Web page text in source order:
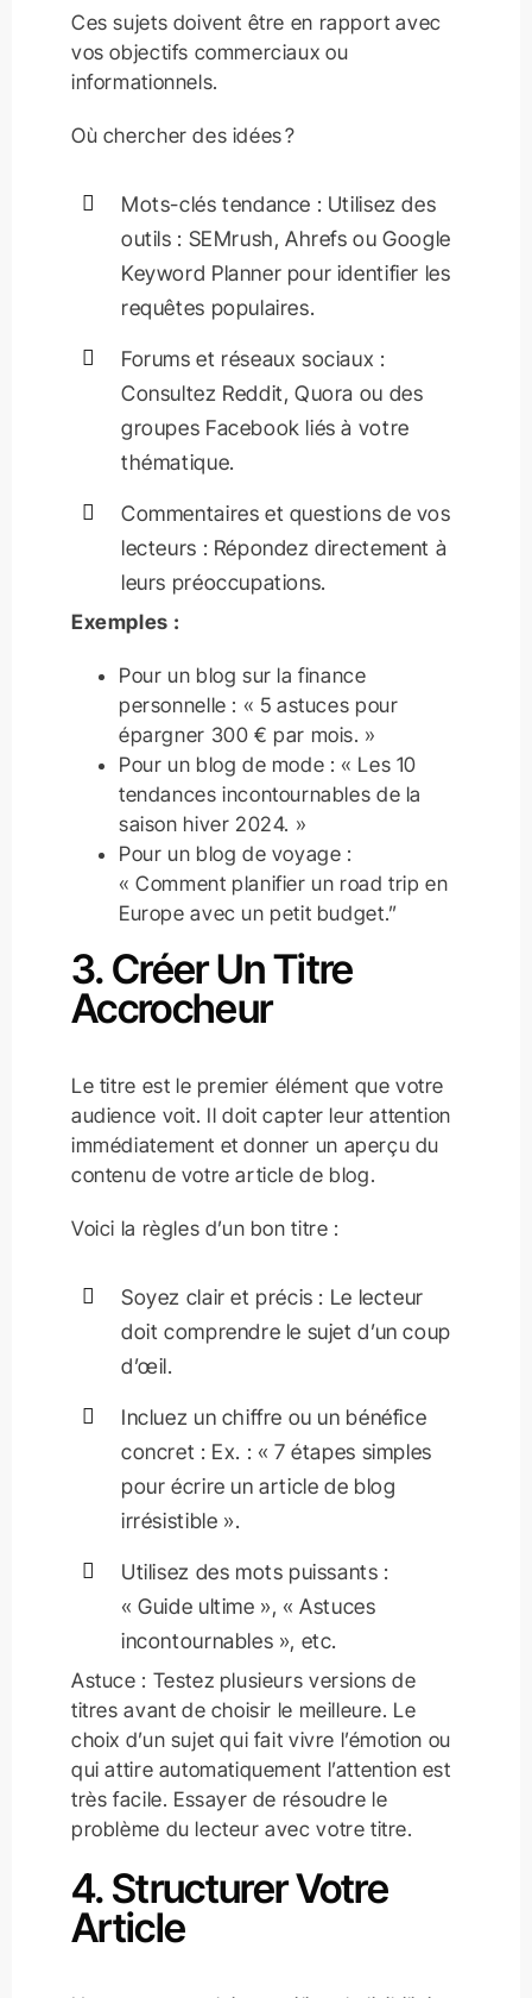
Ces sujets doivent être en rapport avec
vos objectifs commerciaux ou
informationnels.
Où chercher des idées ?
Mots-clés tendance : Utilisez des
outils : SEMrush, Ahrefs ou Google
Keyword Planner pour identifier les
requêtes populaires.
Forums et réseaux sociaux :
Consultez Reddit, Quora ou des
groupes Facebook liés à votre
thématique.
Commentaires et questions de vos
lecteurs : Répondez directement à
leurs préoccupations.
Exemples :
Pour un blog sur la finance
personnelle : « 5 astuces pour
épargner 300 € par mois. »
Pour un blog de mode : « Les 10
tendances incontournables de la
saison hiver 2024. »
Pour un blog de voyage :
« Comment planifier un road trip en
Europe avec un petit budget.”
3. Créer Un Titre
Accrocheur
Le titre est le premier élément que votre
audience voit. Il doit capter leur attention
immédiatement et donner un aperçu du
contenu de votre article de blog.
Voici la règles d’un bon titre :
Soyez clair et précis : Le lecteur
doit comprendre le sujet d’un coup
d’œil.
Incluez un chiffre ou un bénéfice
concret : Ex. : « 7 étapes simples
pour écrire un article de blog
irrésistible ».
Utilisez des mots puissants :
« Guide ultime », « Astuces
incontournables », etc.
Astuce : Testez plusieurs versions de
titres avant de choisir le meilleure. Le
choix d’un sujet qui fait vivre l’émotion ou
qui attire automatiquement l’attention est
très facile. Essayer de résoudre le
problème du lecteur avec votre titre.
4. Structurer Votre
Article